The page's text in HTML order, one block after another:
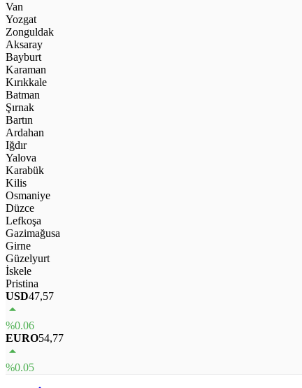
Van
Yozgat
Zonguldak
Aksaray
Bayburt
Karaman
Kırıkkale
Batman
Şırnak
Bartın
Ardahan
Iğdır
Yalova
Karabük
Kilis
Osmaniye
Düzce
Lefkoşa
Gazimağusa
Girne
Güzelyurt
İskele
Pristina
USD47,57
%0.06
EURO54,77
%0.05